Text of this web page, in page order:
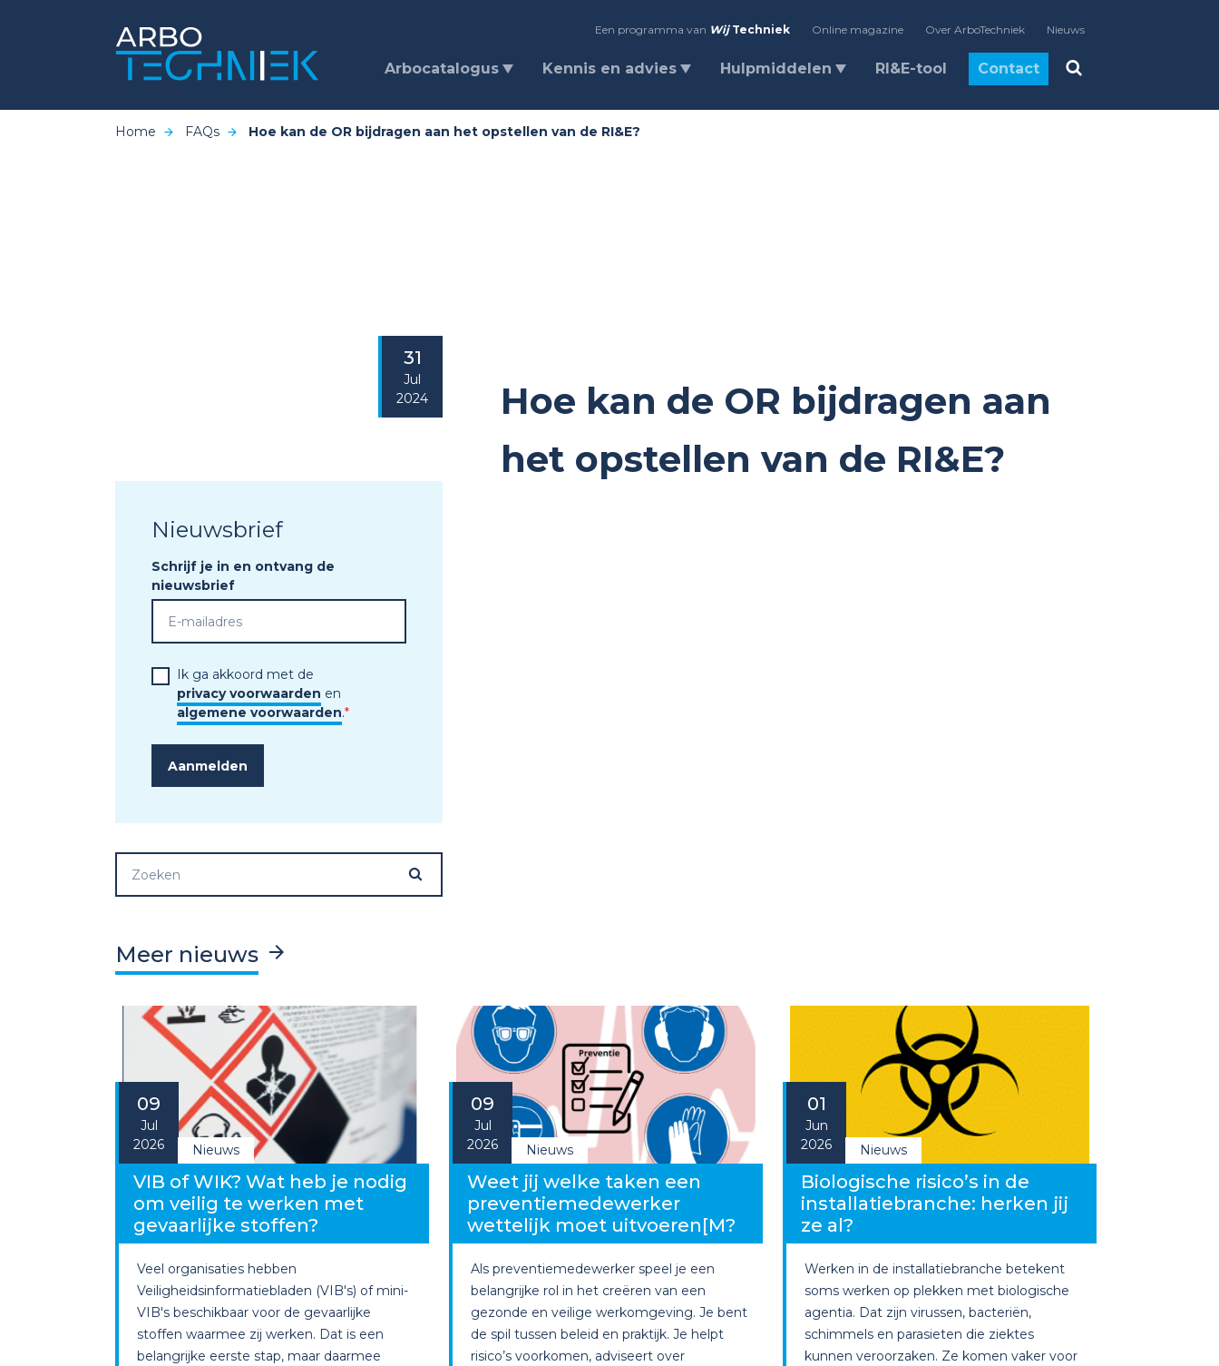
Een programma van Wij Techniek Online magazine Over ArboTechniek Nieuws
Arbocatalogus Kennis en advies Hulpmiddelen RI&E-tool Contact
Home FAQs Hoe kan de OR bijdragen aan het opstellen van de RI&E?
31
Jul
2024
Hoe kan de OR bijdragen aan
het opstellen van de RI&E?
Nieuwsbrief
Schrijf je in en ontvang de
nieuwsbrief
Ik ga akkoord met de
privacy voorwaarden en
algemene voorwaarden.*
Meer nieuws
09
Jul
2026
Nieuws
VIB of WIK? Wat heb je nodig
om veilig te werken met
gevaarlijke stoffen?
Veel organisaties hebben
Veiligheidsinformatiebladen (VIB's) of mini-
VIB's beschikbaar voor de gevaarlijke
stoffen waarmee zij werken. Dat is een
belangrijke eerste stap, maar daarmee
09
Jul
2026
Nieuws
Weet jij welke taken een
preventiemedewerker
wettelijk moet uitvoeren[M?
Als preventiemedewerker speel je een
belangrijke rol in het creëren van een
gezonde en veilige werkomgeving. Je bent
de spil tussen beleid en praktijk. Je helpt
risico’s voorkomen, adviseert over
01
Jun
2026
Nieuws
Biologische risico’s in de
installatiebranche: herken jij
ze al?
Werken in de installatiebranche betekent
soms werken op plekken met biologische
agentia. Dat zijn virussen, bacteriën,
schimmels en parasieten die ziektes
kunnen veroorzaken. Ze komen vaker voor